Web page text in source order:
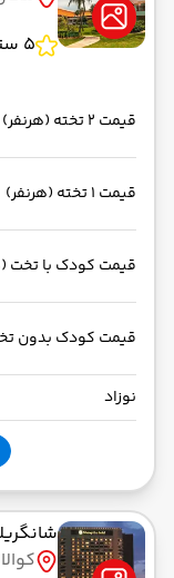
5 ستاره
قیمت 2 تخته (هرنفر)
قیمت 1 تخته (هرنفر)
قیمت کودک با تخت
قیمت کودک بدون
نوزاد